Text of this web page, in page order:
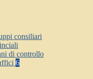
consiliari
di controllo
6